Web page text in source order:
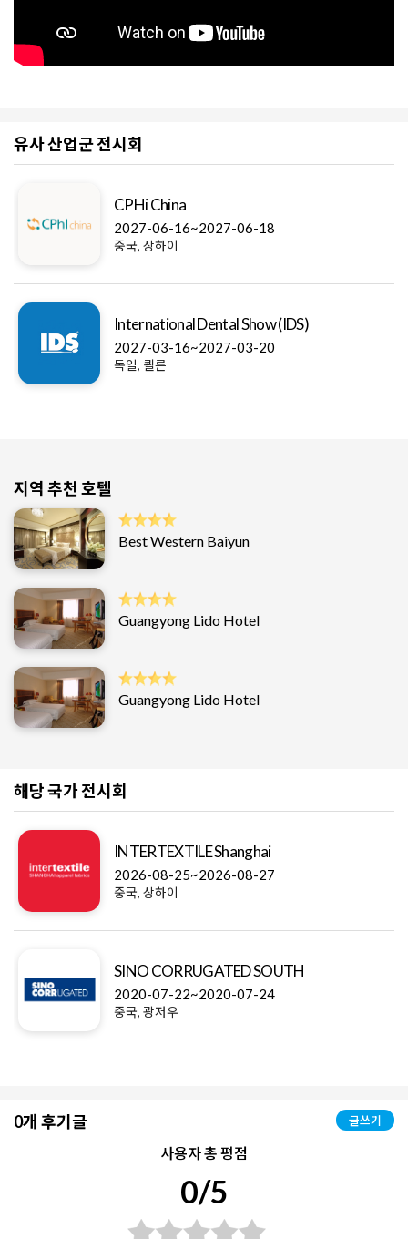
유사 산업군 전시회
CPHi China
2027-06-16~2027-06-18
중국, 상하이
International Dental Show (IDS)
2027-03-16~2027-03-20
독일, 쾰른
지역 추천 호텔
Best Western Baiyun
Guangyong Lido Hotel
Guangyong Lido Hotel
해당 국가 전시회
INTERTEXTILE Shanghai
2026-08-25~2026-08-27
중국, 상하이
SINO CORRUGATED SOUTH
2020-07-22~2020-07-24
중국, 광저우
0개 후기글 글쓰기
사용자 총 평점
0/5